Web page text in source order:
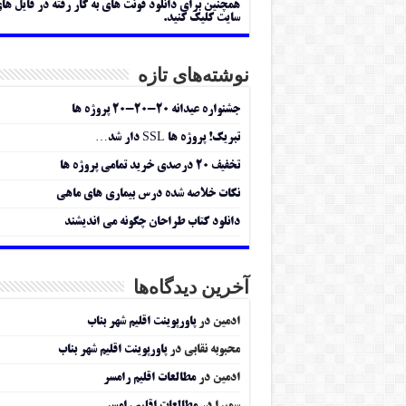
همچنین برای دانلود فونت های به کار رفته در فایل
سایت کلیک کنید.
نوشته‌های تازه
جشنواره عیدانه ۲۰-۲۰-۲۰ پروژه ها
تبریک! پروژه ها SSL دار شد…
تخفیف ۲۰ درصدی خرید تمامی پروژه ها
نکات خلاصه شده درس بیماری های ماهی
دانلود کتاب طراحان چگونه می اندیشند
آخرین دیدگاه‌ها
ادمین درپاورپوینت اقلیم شهر بناب
محبوبه نقابی درپاورپوینت اقلیم شهر بناب
ادمین درمطالعات اقلیم رامسر